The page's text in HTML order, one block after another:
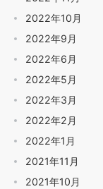
2022年10月
2022年9月
2022年6月
2022年5月
2022年3月
2022年2月
2022年1月
2021年11月
2021年10月